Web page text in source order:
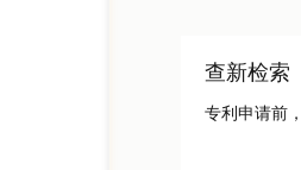
查新检索
专利申请前